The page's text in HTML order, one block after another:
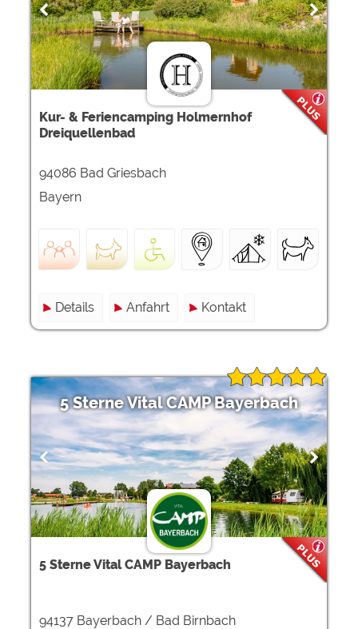
Kur- & Feriencamping Holmernhof
Dreiquellenbad
94086 Bad Griesbach
Bayern
Details Anfahrt Kontakt
5 Sterne Vital CAMP Bayerbach
5 Sterne Vital CAMP Bayerbach
94137 Bayerbach / Bad Birnbach
Google Remarketing
https://policies.google.com/privacy
Die Cookieeinstellungen können jeder Zeit im Footer
über "COOKIES" geändert werden!